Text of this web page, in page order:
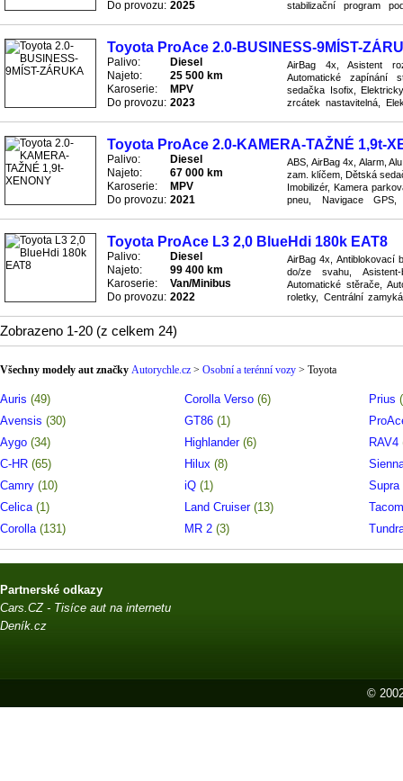
Do provozu: 2025
stabilizační program
Toyota ProAce 2.0-BUSINESS-9MÍST-
Palivo:
Diesel
Najeto:
25 500 km
Karoserie:
MPV
Do provozu: 2023
AirBag 4x, Asistent
Automatické zapínání
sedačka Isofix,
zrcátek nastavitelná,
Toyota ProAce 2.0-KAMERA-TAŽNÉ 1,9t-
Palivo:
Diesel
Najeto:
67 000 km
Karoserie:
MPV
Do provozu: 2021
ABS, AirBag 4x, Alarm,
zam. klíčem, Dětská
Imobilizér, Kamera
pneu, Navigace
Toyota ProAce L3 2,0 BlueHdi 180k EAT8
Palivo:
Diesel
Najeto:
99 400 km
Karoserie:
Van/Minibus
Do provozu: 2022
AirBag 4x, Antiblokovací
do/ze svahu, Asistent-
Automatické stěrače,
roletky, Centrální
Zobrazeno 1-20 (z celkem 24)
Všechny modely aut značky Autorychle.cz > Osobní a terénní vozy > Toyota
Auris (49)
Avensis (30)
Aygo (34)
C-HR (65)
Camry (10)
Celica (1)
Corolla (131)
Corolla Verso (6)
GT86 (1)
Highlander (6)
Hilux (8)
iQ (1)
Land Cruiser (13)
MR 2 (3)
Prius
RAV4
Supra
Partnerské odkazy
Cars.CZ - Tisíce aut na internetu
Deník.cz
©